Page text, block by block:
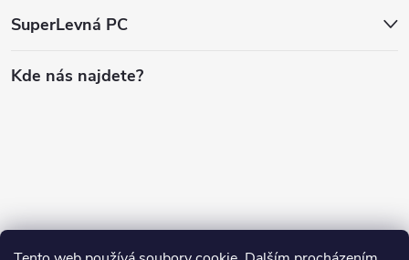
SuperLevná PC
Kde nás najdete?